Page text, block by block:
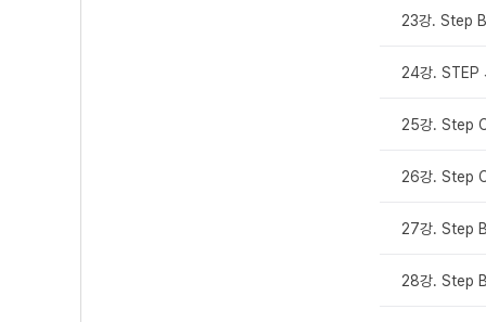
23강. Step
24강. STEP
25강. Step
26강. Step
27강. Step
28강. Step